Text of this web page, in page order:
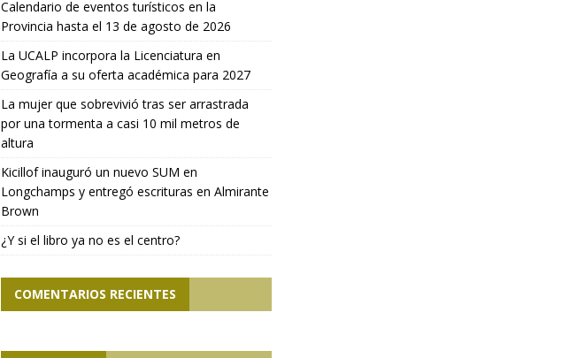
Calendario de eventos turísticos en la
Provincia hasta el 13 de agosto de 2026
La UCALP incorpora la Licenciatura en
Geografía a su oferta académica para 2027
La mujer que sobrevivió tras ser arrastrada
por una tormenta a casi 10 mil metros de
altura
Kicillof inauguró un nuevo SUM en
Longchamps y entregó escrituras en Almirante
Brown
¿Y si el libro ya no es el centro?
COMENTARIOS RECIENTES